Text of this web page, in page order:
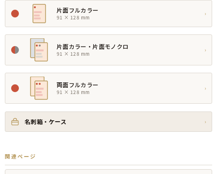
片面フルカラー
91 × 128 mm
›
片面カラー・片面モノクロ
91 × 128 mm
›
両面フルカラー
91 × 128 mm
›
名刺箱・ケース ›
関連ページ